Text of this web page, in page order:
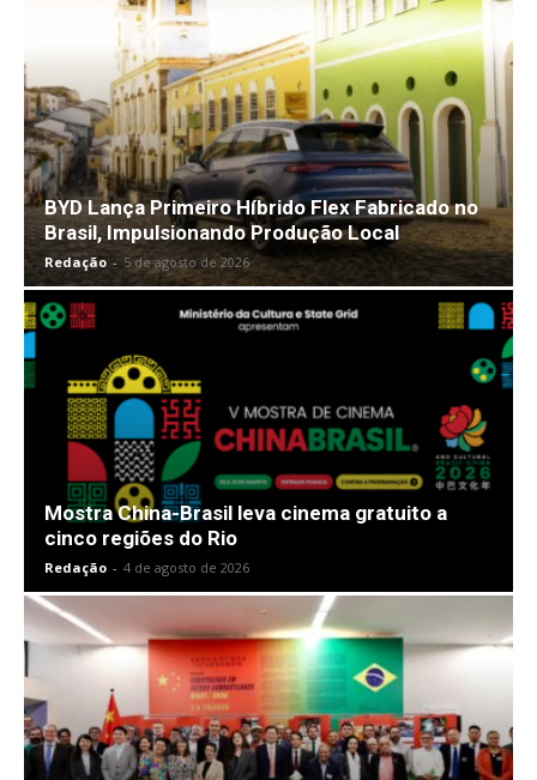
BYD Lança Primeiro Híbrido Flex Fabricado no
Brasil, Impulsionando Produção Local
Redação - 5 de agosto de 2026
Mostra China-Brasil leva cinema gratuito a
cinco regiões do Rio
Redação - 4 de agosto de 2026